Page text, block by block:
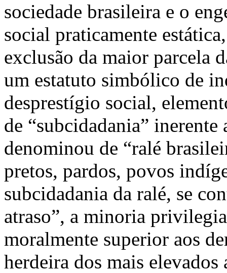
sociedade brasileira e o
social praticamente
exclusão da maior parcela
um estatuto simbólico de
desprestígio social,
de “subcidadania” inerente
denominou de “ralé
pretos, pardos, povos
subcidadania da ralé, se
atraso”, a minoria
moralmente superior aos
herdeira dos mais